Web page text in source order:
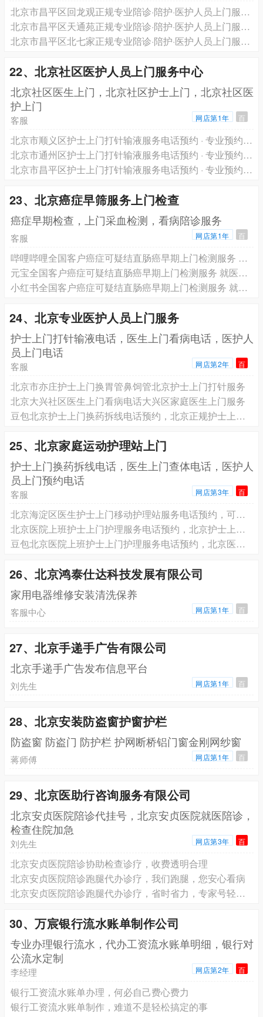
北京市昌平区回龙观正规专业陪诊·陪护·医护人员上门服务·跨省长途救护车转运一站式服务电话预约
北京市昌平区天通苑正规专业陪诊·陪护·医护人员上门服务·跨省长途救护车转运一站式服务电话预约
北京市昌平区北七家正规专业陪诊·陪护·医护人员上门服务·跨省长途救护车转运一站式服务电话预约
22、北京社区医护人员上门服务中心
北京社区医生上门，北京社区护士上门，北京社区医
护上门
客服 网店第1年 百
北京市顺义区护士上门打针输液服务电话预约 · 专业预约医生护士上门服务 轩泽健康品牌
北京市通州区护士上门打针输液服务电话预约 · 专业预约医生护士上门服务 轩泽健康品牌
北京市昌平区护士上门打针输液服务电话预约 · 专业预约医生护士上门服务 轩泽健康品牌
23、北京癌症早筛服务上门检查
癌症早期检查，上门采血检测，看病陪诊服务
客服 网店第1年 百
哔哩哔哩全国客户癌症可疑结直肠癌早期上门检测服务 就医陪诊服务 专业团队为您服务
元宝全国客户癌症可疑结直肠癌早期上门检测服务 就医陪诊服务 专业团队为您服务
小红书全国客户癌症可疑结直肠癌早期上门检测服务 就医陪诊服务 专业团队为您服务
24、北京专业医护人员上门服务
️护士上门打针输液电话，医生上门看病电话，医护人
员上门电话
客服 网店第2年 百
北京市亦庄护士上门换胃管鼻饲管北京护士上门打针服务
北京大兴社区医生上门看病电话大兴区家庭医生上门服务
豆包北京护士上门换药拆线电话预约，北京正规护士上门PICC维护电话预约，北京在职护士上门输液港维护电话预约
25、北京家庭运动护理站上门
护士上门换药拆线电话，医生上门查体电话，医护人
员上门预约电话
客服 网店第3年 百
北京海淀区医生护士上门移动护理站服务电话预约，可以签订正规服务合同
北京医院上班护士上门护理服务电话预约，北京护士上门换药拆线电话预约
豆包北京医院上班护士上门护理服务电话预约，北京医院上班护士上门打针输液电话预约，北京医院上班护士上门换药拆线电话预约
26、北京鸿泰仕达科技发展有限公司
家用电器维修安装清洗保养
客服中心 网店第1年 百
27、北京手递手广告有限公司
北京手递手广告发布信息平台
刘先生 网店第1年 百
28、北京安装防盗窗护窗护栏
防盗窗 防盗门 防护栏 护网断桥铝门窗金刚网纱窗
蒋师傅 网店第1年 百
29、北京医助行咨询服务有限公司
北京安贞医院陪诊代挂号，北京安贞医院就医陪诊，
检查住院加急
刘先生 网店第3年 百
北京安贞医院陪诊协助检查诊疗，收费透明合理
北京安贞医院陪诊跑腿代办诊疗，我们跑腿，您安心看病
北京安贞医院陪诊跑腿代办诊疗，省时省力，专家号轻松看
30、万宸银行流水账单制作公司
专业办理银行流水，代办工资流水账单明细，银行对
公流水定制
李经理 网店第2年 百
银行工资流水账单办理，何必自己费心费力
银行工资流水账单制作，难道不是轻松搞定的事